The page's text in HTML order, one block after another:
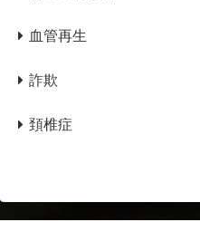
血管再生
詐欺
頚椎症